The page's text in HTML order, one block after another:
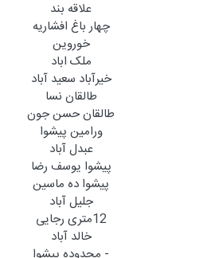
علاقه بند
چهار باغ افشاریه
خوروین
ملک اباد
خیرآباد سعید آباد
طالقان نسا
طالقان حسن جون
ورامین پیشوا
عبدل آباد
پیشوا یوسف رضا
پیشوا ده ماسین
جلیل آباد
12متری رجایی
خالد آباد